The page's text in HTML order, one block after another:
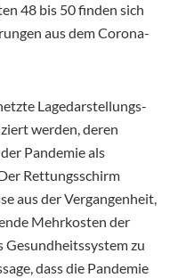
48 bis 50 finden sich
aus dem Corona-
Lagedarstellungs-
werden, deren
Pandemie als
Rettungsschirm
aus der Vergangenheit,
Mehrkosten der
Gesundheitssystem zu
dass die Pandemie